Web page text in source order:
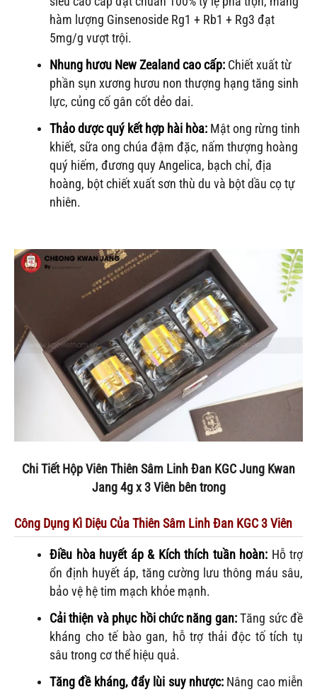
hàm lượng Ginsenoside Rg1 + Rb1 + Rg3 đạt
5mg/g vượt trội.
Nhung hươu New Zealand cao cấp: Chiết xuất từ
phần sụn xương hươu non thượng hạng tăng sinh
lực, củng cố gân cốt dẻo dai.
Thảo dược quý kết hợp hài hòa: Mật ong rừng tinh
khiết, sữa ong chúa đậm đặc, nấm thượng hoàng
quý hiếm, đương quy Angelica, bạch chỉ, địa
hoàng, bột chiết xuất sơn thù du và bột dầu cọ tự
nhiên.
Chi Tiết Hộp Viên Thiên Sâm Linh Đan KGC Jung Kwan
Jang 4g x 3 Viên bên trong
Công Dụng Kì Diệu Của Thiên Sâm Linh Đan KGC 3 Viên
Điều hòa huyết áp & Kích thích tuần hoàn: Hỗ trợ
ổn định huyết áp, tăng cường lưu thông máu sâu,
bảo vệ hệ tim mạch khỏe mạnh.
Cải thiện và phục hồi chức năng gan:Tăng sức đề
kháng cho tế bào gan, hỗ trợ thải độc tố tích tụ
sâu trong cơ thể hiệu quả.
Tăng đề kháng, đẩy lùi suy nhược: Nâng cao miễn